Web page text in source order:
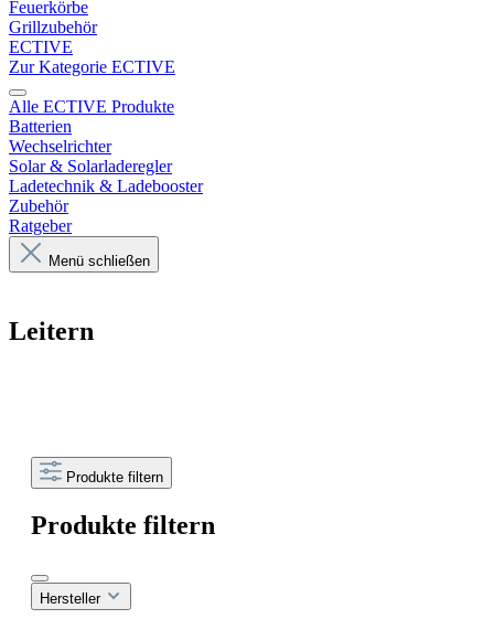
Feuerkörbe
Grillzubehör
ECTIVE
Zur Kategorie ECTIVE
Alle ECTIVE Produkte
Batterien
Wechselrichter
Solar & Solarladeregler
Ladetechnik & Ladebooster
Zubehör
Ratgeber
Menü schließen
Leitern
Produkte filtern
Produkte filtern
Hersteller